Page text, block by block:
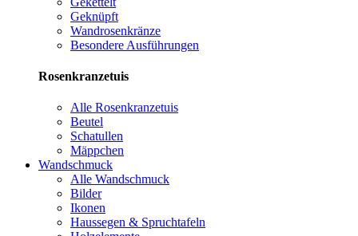
Geknüpft
Wandrosenkränze
Besondere Ausführungen
Rosenkranzetuis
Alle Rosenkranzetuis
Beutel
Schatullen
Mäppchen
Wandschmuck
Alle Wandschmuck
Bilder
Ikonen
Haussegen & Spruchtafeln